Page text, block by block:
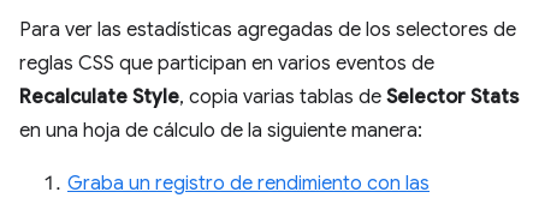
Para ver las estadísticas agregadas de los selectores de
reglas CSS que participan en varios eventos de
Recalculate Style, copia varias tablas de Selector Stats
en una hoja de cálculo de la siguiente manera:
Graba un registro de rendimiento con las